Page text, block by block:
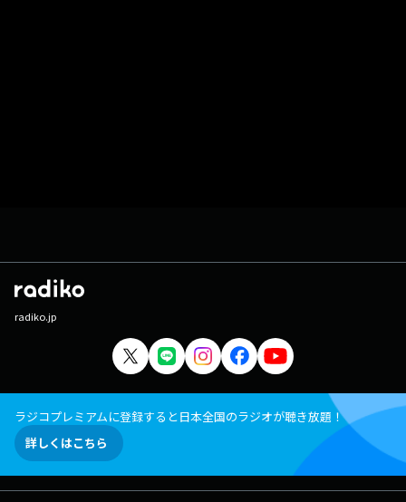
radiko.jp
ラジコプレミアムに登録すると日本全国のラジオが聴き放題！
詳しくはこちら